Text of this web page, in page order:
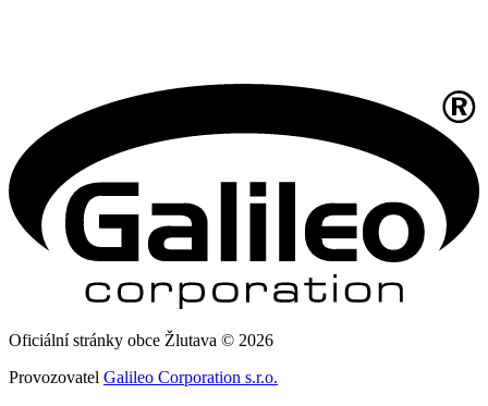
Oficiální stránky obce Žlutava © 2026
Provozovatel Galileo Corporation s.r.o.